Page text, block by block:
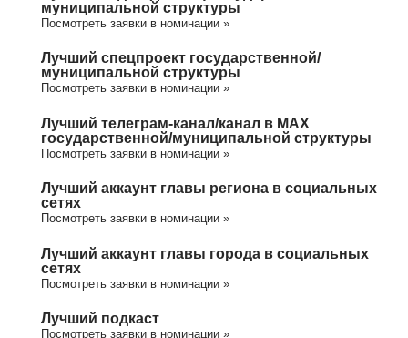
муниципальной структуры
Посмотреть заявки в номинации »
Лучший спецпроект государственной/
муниципальной структуры
Посмотреть заявки в номинации »
Лучший телеграм-канал/канал в МАХ
государственной/муниципальной структуры
Посмотреть заявки в номинации »
Лучший аккаунт главы региона в социальных
сетях
Посмотреть заявки в номинации »
Лучший аккаунт главы города в социальных
сетях
Посмотреть заявки в номинации »
Лучший подкаст
Посмотреть заявки в номинации »